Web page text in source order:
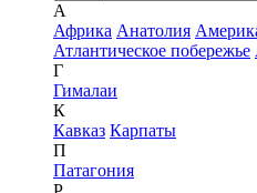
А
Африка Анатолия
Атлантическое побережье
Г
Гималаи
К
Кавказ Карпаты
П
Патагония